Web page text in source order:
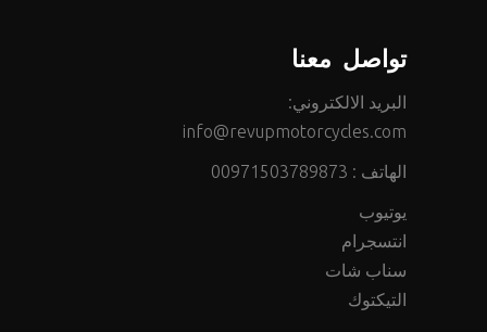
تواصل معنا
البريد الالكتروني:
info@revupmotorcycles.com
الهاتف : 00971503789873
يوتيوب
انتسجرام
سناب شات
التيكتوك